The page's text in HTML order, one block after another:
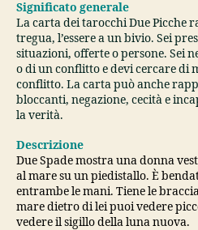
Significato generale
La carta dei tarocchi Due Picche
tregua, l’essere a un bivio. Sei
situazioni, offerte o persone. Sei
o di un conflitto e devi cercare di
conflitto. La carta può anche
bloccanti, negazione, cecità e
la verità.
Descrizione
Due Spade mostra una donna
al mare su un piedistallo. È
entrambe le mani. Tiene le
mare dietro di lei puoi vedere
vedere il sigillo della luna nuova.